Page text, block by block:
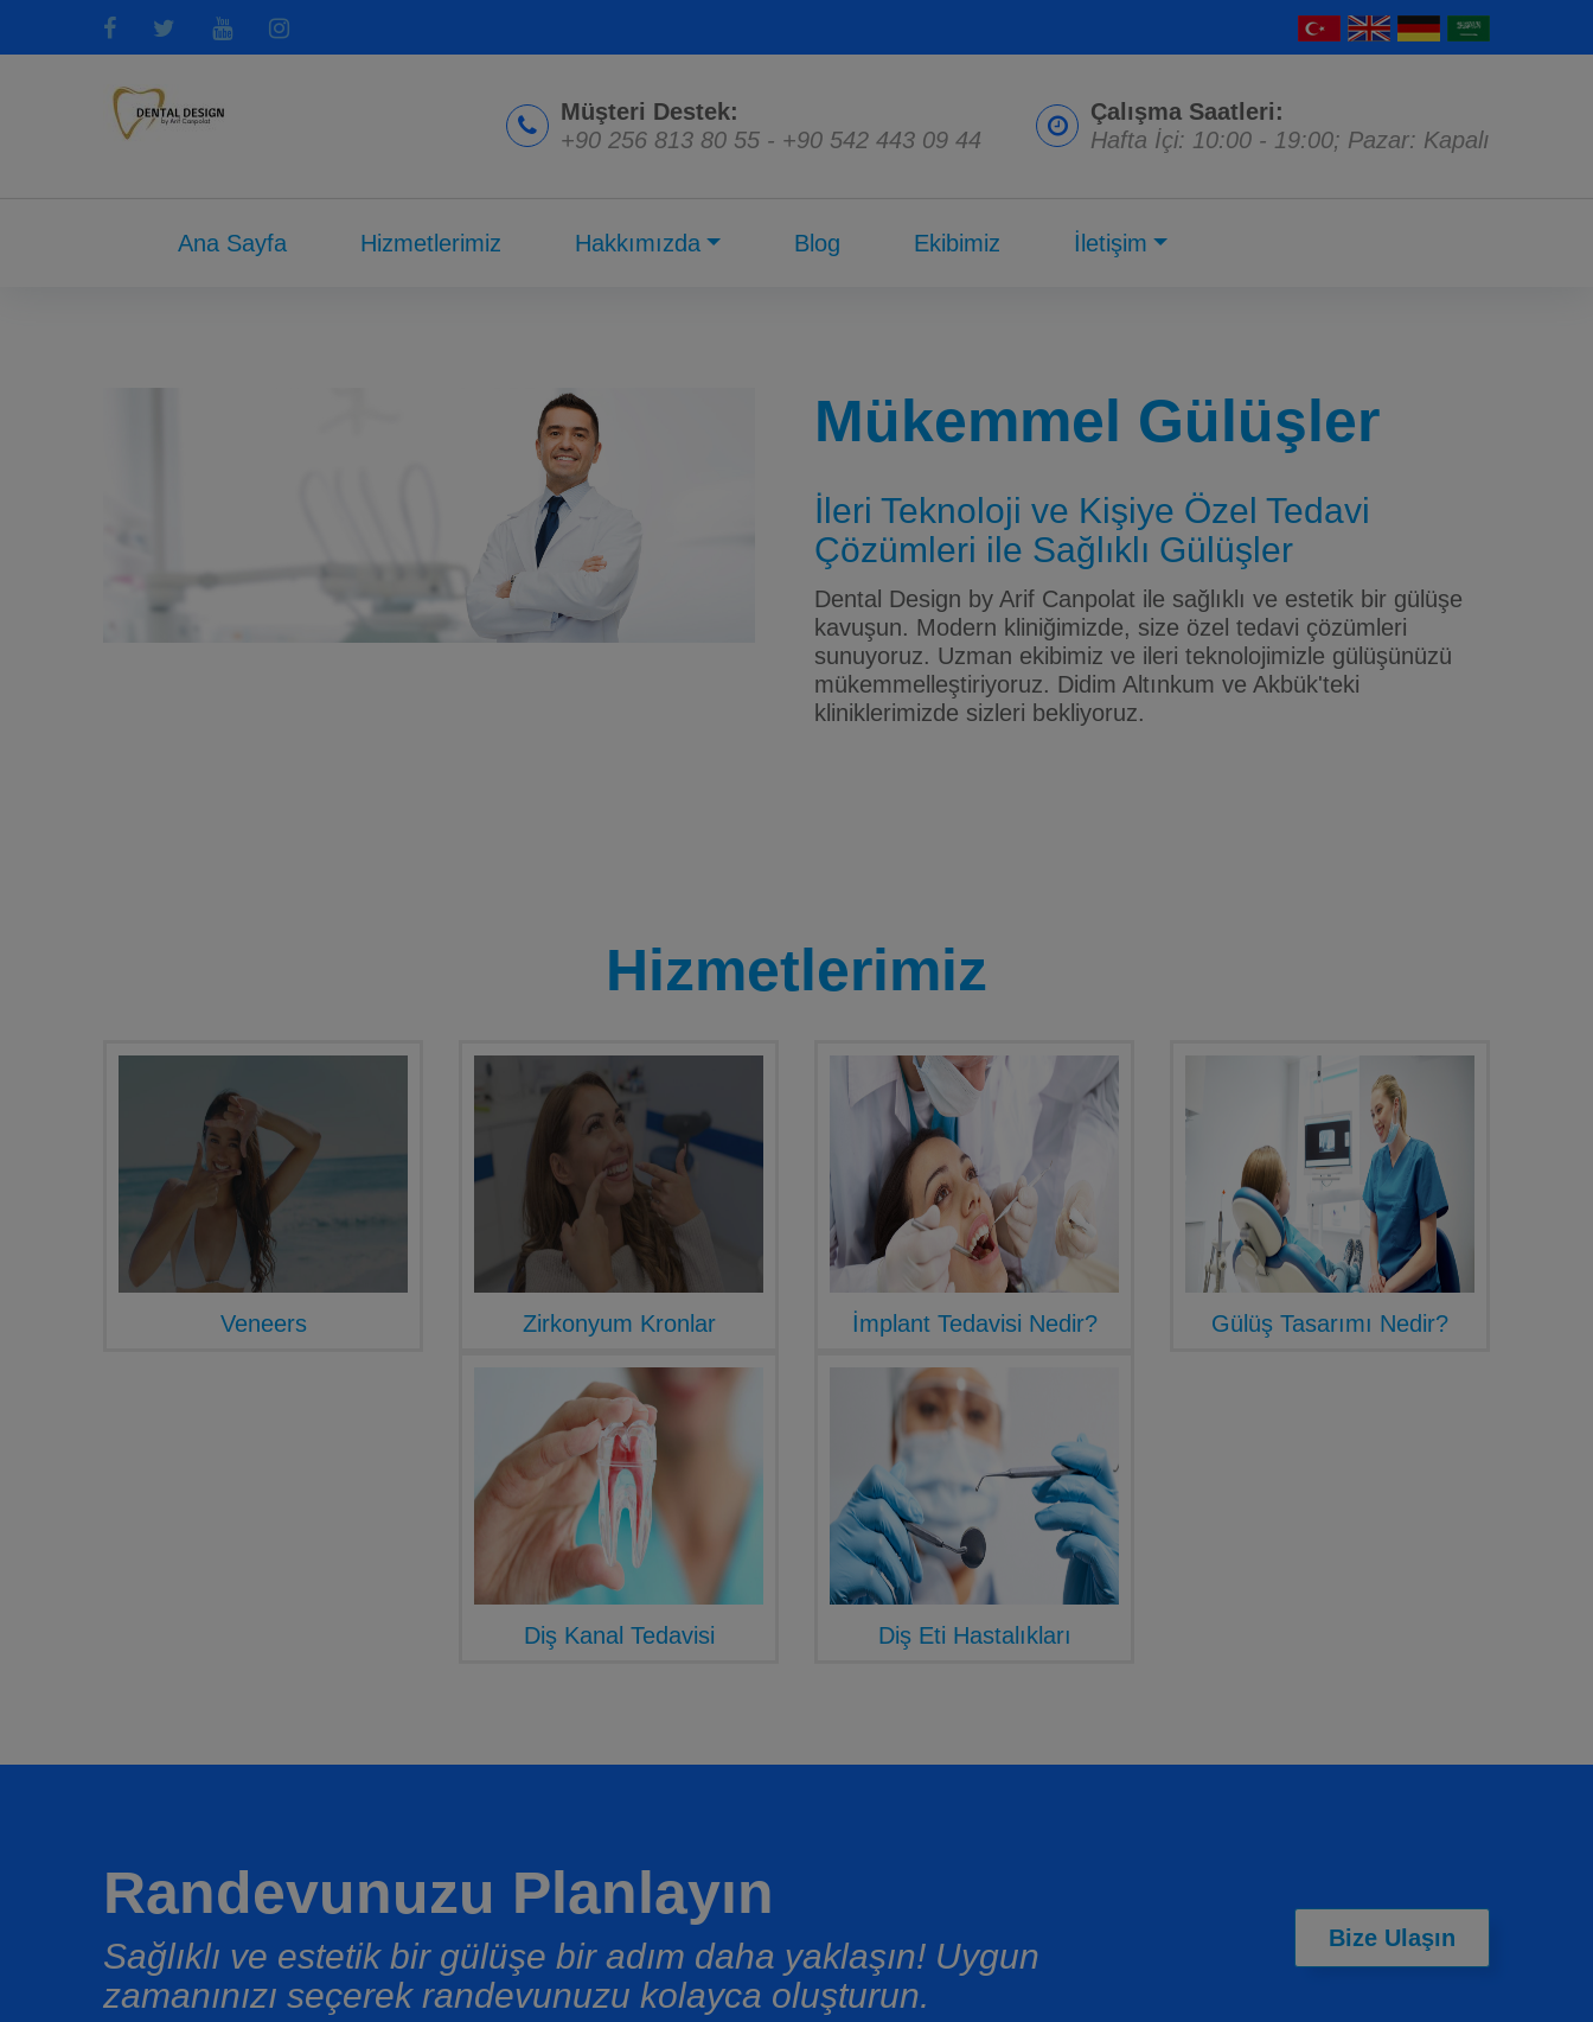
Müşteri Destek:
+90 256 813 80 55 - +90 542 443 09 44
Çalışma Saatleri:
Hafta İçi: 10:00 - 19:00; Pazar: Kapalı
Ana Sayfa Hizmetlerimiz Hakkımızda Blog Ekibimiz İletişim
Mükemmel Gülüşler
İleri Teknoloji ve Kişiye Özel Tedavi
Çözümleri ile Sağlıklı Gülüşler
Dental Design by Arif Canpolat ile sağlıklı ve estetik bir gülüşe
kavuşun. Modern kliniğimizde, size özel tedavi çözümleri
sunuyoruz. Uzman ekibimiz ve ileri teknolojimizle gülüşünüzü
mükemmelleştiriyoruz. Didim Altınkum ve Akbük'teki
kliniklerimizde sizleri bekliyoruz.
Hizmetlerimiz
Veneers Zirkonyum Kronlar İmplant Tedavisi Nedir? Gülüş Tasarımı Nedir?
Diş Kanal Tedavisi Diş Eti Hastalıkları
Randevunuzu Planlayın
Sağlıklı ve estetik bir gülüşe bir adım daha yaklaşın! Uygun
zamanınızı seçerek randevunuzu kolayca oluşturun.
Bize Ulaşın